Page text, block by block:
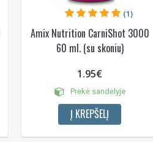
Amix Nutrition CarniShot 3000
60 ml. (su skoniu)
(1)
1.95€
Prekė sandėlyje
Į KREPŠELĮ